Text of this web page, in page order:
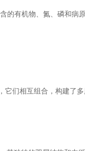
的有机物、氮、磷和病
们相互组合，构建了多